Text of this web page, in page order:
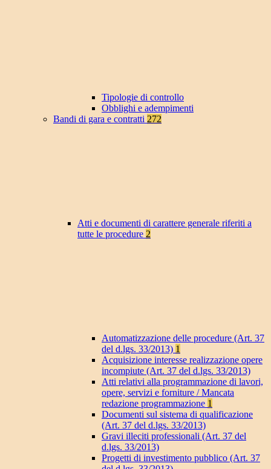
Tipologie di controllo
Obblighi e adempimenti
Bandi di gara e contratti 272
Atti e documenti di carattere generale riferiti a
tutte le procedure 2
Automatizzazione delle procedure (Art. 37
del d.lgs. 33/2013) 1
Acquisizione interesse realizzazione opere
incompiute (Art. 37 del d.lgs. 33/2013)
Atti relativi alla programmazione di lavori,
opere, servizi e forniture / Mancata
redazione programmazione 1
Documenti sul sistema di qualificazione
(Art. 37 del d.lgs. 33/2013)
Gravi illeciti professionali (Art. 37 del
d.lgs. 33/2013)
Progetti di investimento pubblico (Art. 37